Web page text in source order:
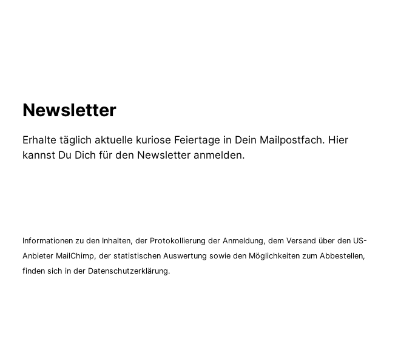
Newsletter
Erhalte täglich aktuelle kuriose Feiertage in Dein Mailpostfach. Hier
kannst Du Dich für den Newsletter anmelden.
Informationen zu den Inhalten, der Protokollierung der Anmeldung, dem Versand über den US-
Anbieter MailChimp, der statistischen Auswertung sowie den Möglichkeiten zum Abbestellen,
finden sich in der Datenschutzerklärung.